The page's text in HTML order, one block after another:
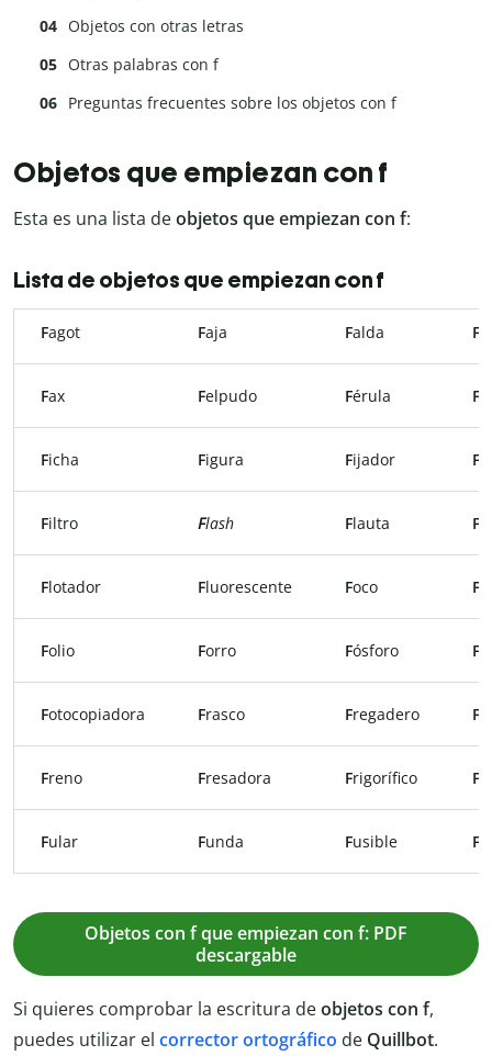
Objetos con otras letras
Otras palabras con f
Preguntas frecuentes sobre los objetos con f
Objetos que empiezan con f
Esta es una lista deobjetos que empiezan con f:
Lista de objetos que empiezan con f
Fagot Faja Falda F
Fax Felpudo Férula F
Ficha Figura Fijador F
Filtro Flash Flauta F
Flotador Fluorescente Foco F
Folio Forro Fósforo F
Fotocopiadora Frasco Fregadero F
Freno Fresadora Frigorífico F
Fular Funda Fusible F
Objetos con f que empiezan con f: PDF
descargable
Si quieres comprobar la escritura deobjetos con f,
puedes utilizar el corrector ortográfico de Quillbot.